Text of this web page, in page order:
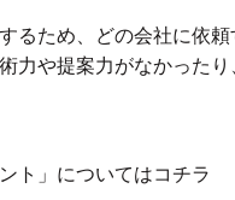
るため、どの会社に依
力や提案力がなかった
ト」についてはコチラ